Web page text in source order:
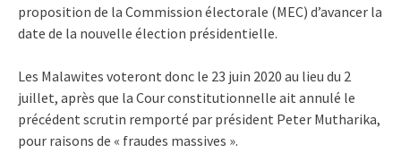
proposition de la Commission électorale (MEC) d’avancer la
date de la nouvelle élection présidentielle.
Les Malawites voteront donc le 23 juin 2020 au lieu du 2
juillet, après que la Cour constitutionnelle ait annulé le
précédent scrutin remporté par président Peter Mutharika,
pour raisons de « fraudes massives ».